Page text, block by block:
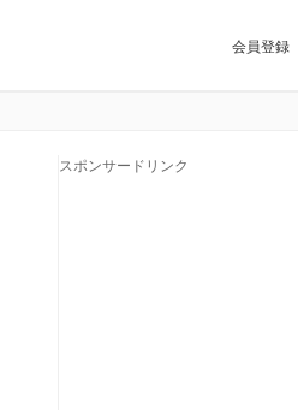
会員登録
スポンサードリンク